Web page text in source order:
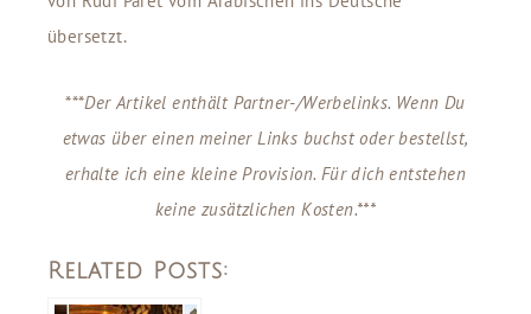
übersetzt.
***Der Artikel enthält Partner-/Werbelinks. Wenn Du
etwas über einen meiner Links buchst oder bestellst,
erhalte ich eine kleine Provision. Für dich entstehen
keine zusätzlichen Kosten.***
Related Posts: